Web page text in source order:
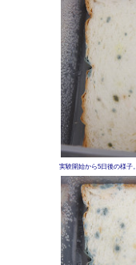
実験開始から5日後の様子